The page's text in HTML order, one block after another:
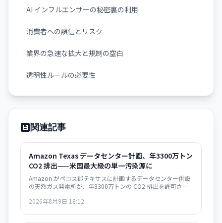
AI インフルエンサーの秘密裏の利用
消費者への誤信とリスク
業界の急速な拡大と規制の空白
透明性ルールの必要性
関連記事
Amazon Texas データセンター計画、年3300万トン
CO2 排出——米国最大級の単一汚染源に
Amazon がペコス郡テキサスに計画するデータセンター併設
の天然ガス発電所が、年3300万トンの CO2 排出を許可さ
急速拡大が環境目標と深刻に矛盾する局面を示唆している。
2026年8月9日 18:12